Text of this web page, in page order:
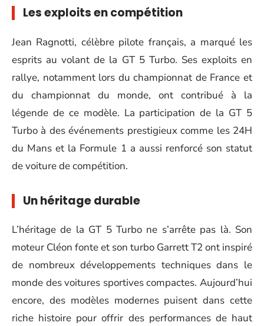
Les exploits en compétition
Jean Ragnotti, célèbre pilote français, a marqué les
esprits au volant de la GT 5 Turbo. Ses exploits en
rallye, notamment lors du championnat de France et
du championnat du monde, ont contribué à la
légende de ce modèle. La participation de la GT 5
Turbo à des événements prestigieux comme les 24H
du Mans et la Formule 1 a aussi renforcé son statut
de voiture de compétition.
Un héritage durable
L’héritage de la GT 5 Turbo ne s’arrête pas là. Son
moteur Cléon fonte et son turbo Garrett T2 ont inspiré
de nombreux développements techniques dans le
monde des voitures sportives compactes. Aujourd’hui
encore, des modèles modernes puisent dans cette
riche histoire pour offrir des performances de haut